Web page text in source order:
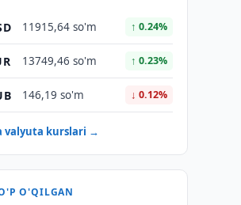
11915,64 so'm ↑ 0.24%
13749,46 so'm ↑ 0.23%
146,19 so'm ↓ 0.12%
valyuta kurslari →
O'QILGAN